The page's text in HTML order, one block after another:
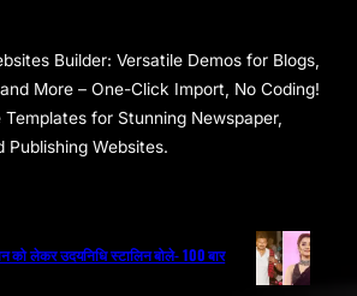
Builder: Versatile Demos for Blogs,
More – One-Click Import, No Coding!
for Stunning Newspaper,
Publishing Websites.
को लेकर उदयनिधि स्टालिन बोले- 100 बार